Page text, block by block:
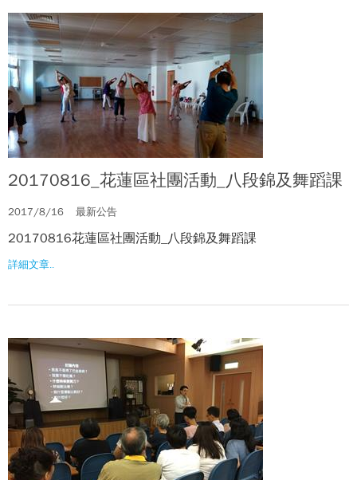
20170816_花蓮區社團活動_八段錦及舞蹈課
2017/8/16 最新公告
20170816花蓮區社團活動_八段錦及舞蹈課
詳細文章..